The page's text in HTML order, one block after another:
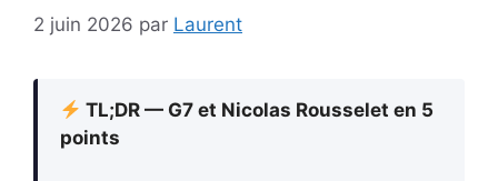
2 juin 2026 par Laurent
TL;DR — G7 et Nicolas Rousselet en 5
points